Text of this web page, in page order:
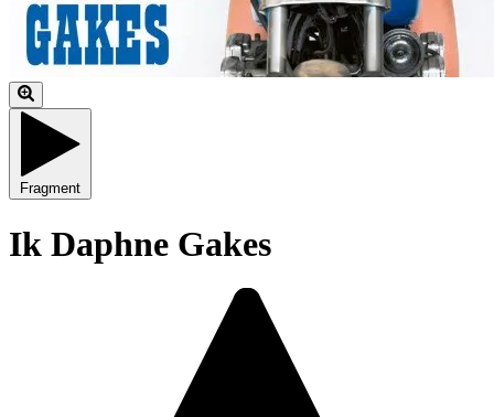
Fragment
Ik Daphne Gakes